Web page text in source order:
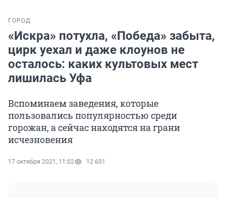
ГОРОД
«Искра» потухла, «Победа» забыта,
цирк уехал и даже клоунов не
осталось: каких культовых мест
лишилась Уфа
Вспоминаем заведения, которые
пользовались популярностью среди
горожан, а сейчас находятся на грани
исчезновения
17 октября 2021, 11:02 12 601